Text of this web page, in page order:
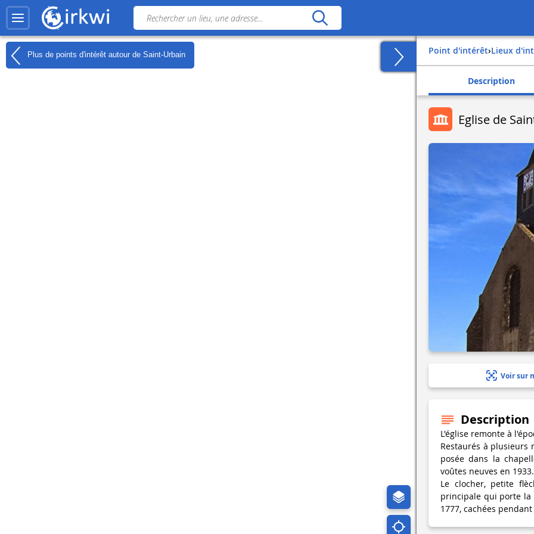
Plus de points d'intérêt autour de Saint-Urbain Point d'intérêt› Lieux
Description
Eglise de
Voir sur
Description
L'église remonte à
Restaurés à plusieurs
posée dans la
voûtes neuves en 1933.
Le clocher, petite
principale qui porte la
1777, cachées